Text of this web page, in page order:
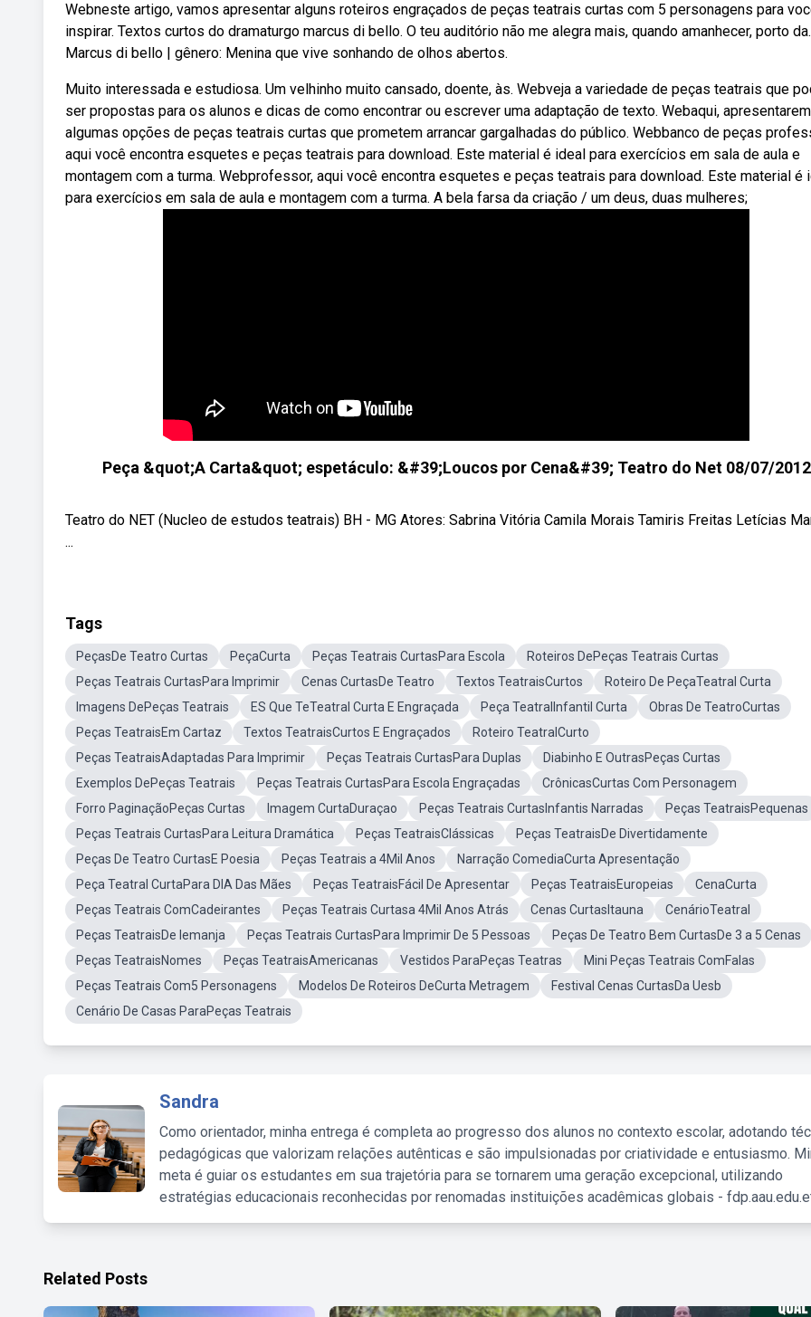
Webneste artigo, vamos apresentar alguns roteiros engraçados de peças teatrais curtas com 5 personagens para
inspirar. Textos curtos do dramaturgo marcus di bello. O teu auditório não me alegra mais, quando amanhecer, porto da.
Marcus di bello | gênero: Menina que vive sonhando de olhos abertos.
Muito interessada e estudiosa. Um velhinho muito cansado, doente, às. Webveja a variedade de peças teatrais que
ser propostas para os alunos e dicas de como encontrar ou escrever uma adaptação de texto. Webaqui,
algumas opções de peças teatrais curtas que prometem arrancar gargalhadas do público. Webbanco de peças
aqui você encontra esquetes e peças teatrais para download. Este material é ideal para exercícios em sala de aula e
montagem com a turma. Webprofessor, aqui você encontra esquetes e peças teatrais para download. Este material é
para exercícios em sala de aula e montagem com a turma. A bela farsa da criação / um deus, duas mulheres;
Peça &quot;A Carta&quot; espetáculo: &#39;Loucos por Cena&#39; Teatro do Net 08/07/2012
Teatro do NET (Nucleo de estudos teatrais) BH - MG Atores: Sabrina Vitória Camila Morais Tamiris Freitas Letícias
...
Tags
PeçasDe Teatro Curtas PeçaCurta Peças Teatrais CurtasPara Escola
Roteiros DePeças Teatrais Curtas
Peças Teatrais CurtasPara Imprimir
Cenas CurtasDe Teatro Textos TeatraisCurtos
Roteiro De PeçaTeatral Curta
Imagens DePeças Teatrais
ES Que TeTeatral Curta E Engraçada Peça TeatralInfantil Curta
Obras De TeatroCurtas
Peças TeatraisEm Cartaz
Textos TeatraisCurtos E Engraçados
Roteiro TeatralCurto
Peças TeatraisAdaptadas Para Imprimir
Peças Teatrais CurtasPara Duplas
Diabinho E OutrasPeças Curtas
Exemplos DePeças Teatrais
Peças Teatrais CurtasPara Escola Engraçadas
CrônicasCurtas Com Personagem
Forro PaginaçãoPeças Curtas
Imagem CurtaDuraçao Peças Teatrais CurtasInfantis Narradas
Peças TeatraisPequenas
Peças Teatrais CurtasPara Leitura Dramática
Peças TeatraisClássicas
Peças TeatraisDe Divertidamente
Peças De Teatro CurtasE Poesia
Peças Teatrais a 4Mil Anos
Narração ComediaCurta Apresentação
Peça Teatral CurtaPara DIA Das Mães
Peças TeatraisFácil De Apresentar Peças TeatraisEuropeias
CenaCurta
Peças Teatrais ComCadeirantes
Peças Teatrais Curtasa 4Mil Anos Atrás Cenas CurtasItauna
CenárioTeatral
Peças TeatraisDe Iemanja
Peças Teatrais CurtasPara Imprimir De 5 Pessoas
Peças De Teatro Bem CurtasDe 3 a 5 Cenas
Peças TeatraisNomes
Peças TeatraisAmericanas Vestidos ParaPeças Teatras
Mini Peças Teatrais ComFalas
Peças Teatrais Com5 Personagens
Modelos De Roteiros DeCurta Metragem
Festival Cenas CurtasDa Uesb
Cenário De Casas ParaPeças Teatrais
Sandra
Como orientador, minha entrega é completa ao progresso dos alunos no contexto escolar, adotando
pedagógicas que valorizam relações autênticas e são impulsionadas por criatividade e entusiasmo.
meta é guiar os estudantes em sua trajetória para se tornarem uma geração excepcional, utilizando
estratégias educacionais reconhecidas por renomadas instituições acadêmicas globais -
Related Posts